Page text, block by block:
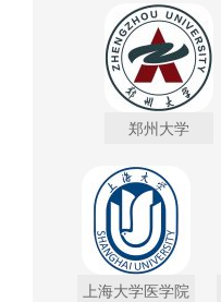
郑州大学
上海大学医学院